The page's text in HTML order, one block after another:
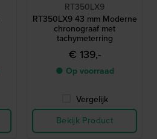
RT350LX9
RT350LX9 43 mm Moderne
chronograaf met
tachymeterring
€ 139,-
● Op voorraad
Vergelijk
Bekijk Product